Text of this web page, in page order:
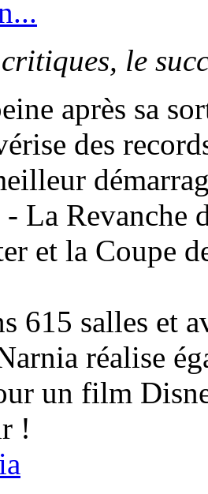
le
après sa
des
La Revanche
et la Coupe
615 salles et
réalise
un film
!